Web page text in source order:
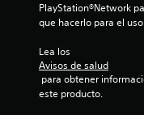
PlayStation®Network
que hacerlo para el
Lea los
Avisos de salud
este producto.